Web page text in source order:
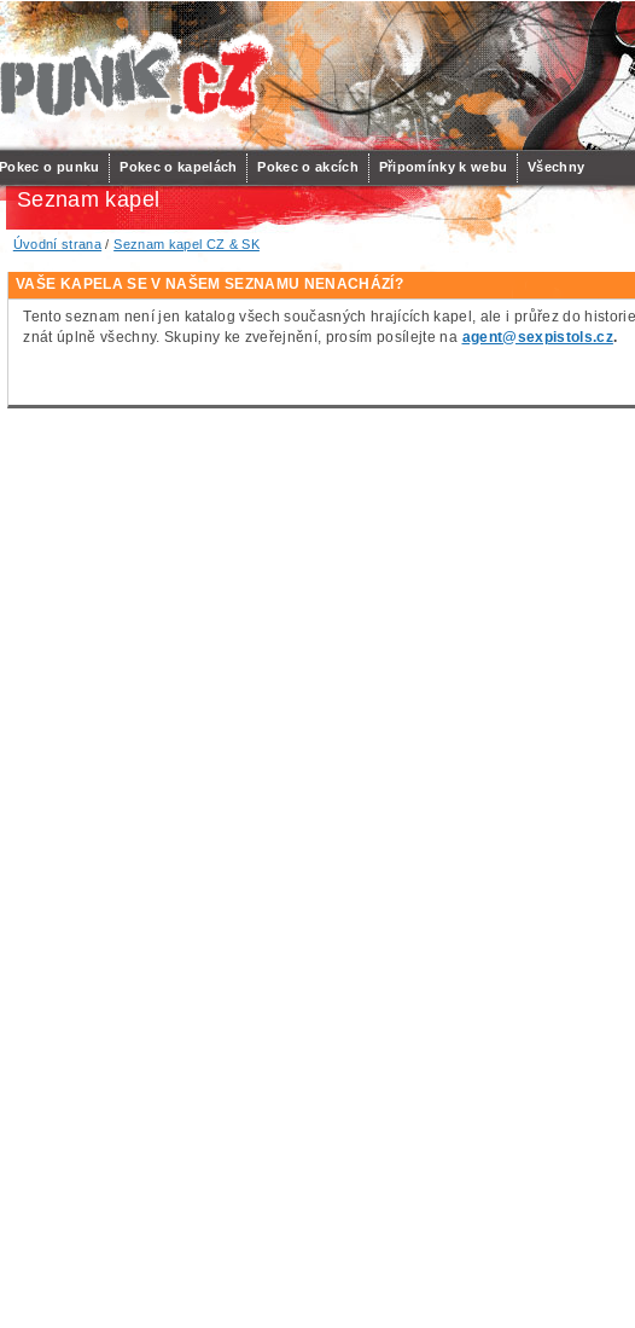
Pokec o punku Pokec o kapelách Pokec o akcích Připomínky k webu Všechny
Seznam kapel
Úvodní strana /Seznam kapel CZ & SK
VAŠE KAPELA SE V NAŠEM SEZNAMU NENACHÁZÍ?
Tento seznam není jen katalog všech současných hrajících kapel, ale i průřez do
znát úplně všechny. Skupiny ke zveřejnění, prosím posílejte na agent@sexpistols.cz.